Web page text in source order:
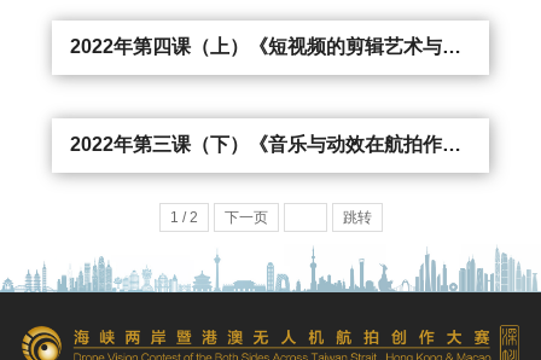
2022年第四课（上）《短视频的剪辑艺术与剪辑思维》
2022年第三课（下）《音乐与动效在航拍作品中的运用》
1 / 2 下一页 跳转